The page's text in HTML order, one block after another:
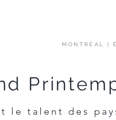
MONTRÉAL |
le talent des